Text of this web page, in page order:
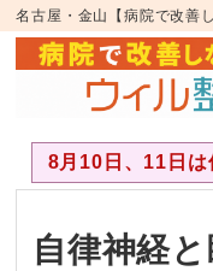
名古屋・金山【病院で改善
8月10日、11日は
自律神経